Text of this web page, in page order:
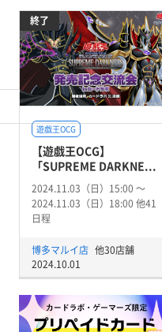
終了
遊戯王OCG
【遊戯王OCG】
「SUPREME DARKNE...
2024.11.03（日）15:00 〜
2024.11.03（日）18:00 他41
日程
博多マルイ店 他30店舗
2024.10.01